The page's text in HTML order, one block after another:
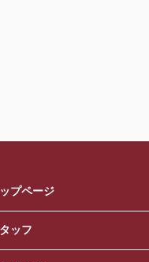
ップページ
ッフ